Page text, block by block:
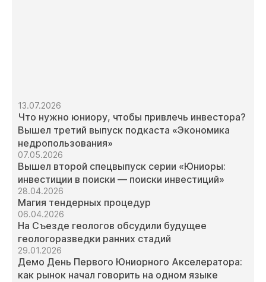
13.07.2026
Что нужно юниору, чтобы привлечь инвестора?
Вышел третий выпуск подкаста «Экономика
недропользования»
07.05.2026
Вышел второй спецвыпуск серии «Юниоры:
инвестиции в поиски — поиски инвестиций»
28.04.2026
Магия тендерных процедур
06.04.2026
На Съезде геологов обсудили будущее
геологоразведки ранних стадий
29.01.2026
Демо День Первого Юниорного Акселератора:
как рынок начал говорить на одном языке